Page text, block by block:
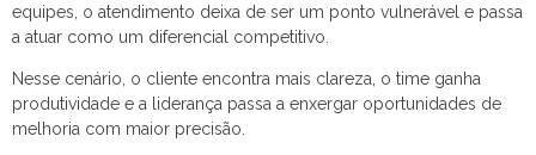
equipes, o atendimento deixa de ser um ponto vulnerável e passa
a atuar como um diferencial competitivo.
Nesse cenário, o cliente encontra mais clareza, o time ganha
produtividade e a liderança passa a enxergar oportunidades de
melhoria com maior precisão.